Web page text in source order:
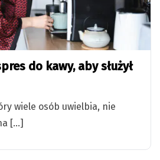
do kawy, aby służył
wiele osób uwielbia, nie
[…]